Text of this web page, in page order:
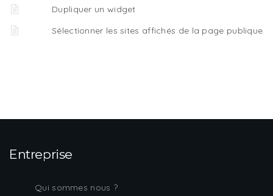
Dupliquer un widget
Sélectionner les sites affichés de la page publique
Entreprise
Qui sommes nous ?